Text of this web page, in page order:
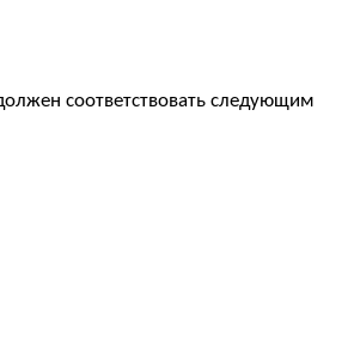
соответствовать следующим